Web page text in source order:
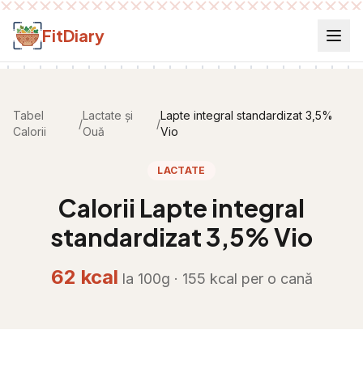
Salt la conținut
FitDiary
Tabel
Calorii
/
Lactate și
Ouă
/
Lapte integral standardizat 3,5%
Vio
LACTATE
Calorii Lapte integral
standardizat 3,5% Vio
62 kcal la 100g · 155 kcal per o cană